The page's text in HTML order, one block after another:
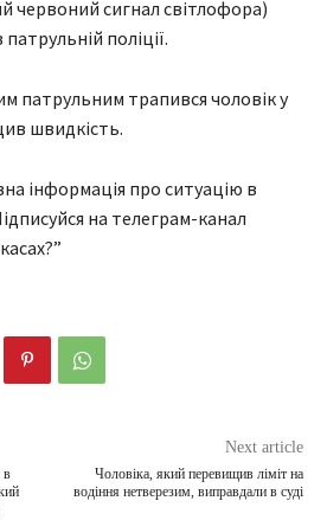
червоний сигнал світлофора)
поліції.
патрульним трапився чоловік у
швидкість.
інформація про ситуацію в
на телеграм-канал
в
Next article
Чоловіка, який перевищив ліміт на
водіння нетверезим, виправдали в суді